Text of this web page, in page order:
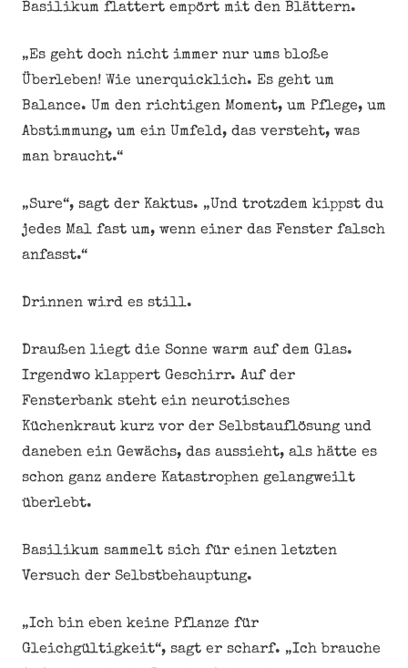
Basilikum flattert empört mit den Blättern.
„Es geht doch nicht immer nur ums bloße
Überleben! Wie unerquicklich. Es geht um
Balance. Um den richtigen Moment, um Pflege, um
Abstimmung, um ein Umfeld, das versteht, was
man braucht.“
„Sure“, sagt der Kaktus. „Und trotzdem kippst du
jedes Mal fast um, wenn einer das Fenster falsch
anfasst.“
Drinnen wird es still.
Draußen liegt die Sonne warm auf dem Glas.
Irgendwo klappert Geschirr. Auf der
Fensterbank steht ein neurotisches
Küchenkraut kurz vor der Selbstauflösung und
daneben ein Gewächs, das aussieht, als hätte es
schon ganz andere Katastrophen gelangweilt
überlebt.
Basilikum sammelt sich für einen letzten
Versuch der Selbstbehauptung.
„Ich bin eben keine Pflanze für
Gleichgültigkeit“, sagt er scharf. „Ich brauche